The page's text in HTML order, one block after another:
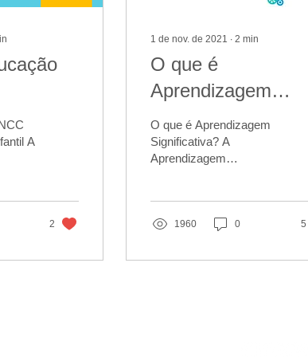
A
2
1 de nov. de 2021 ∙ 2 min
O que é
Aprendizagem
Significativa e como
desenvolvê-la na
Educação Infantil?
O que é Aprendizagem
Significativa? A
Aprendizagem
onde o indivíduo...
1960 0 5